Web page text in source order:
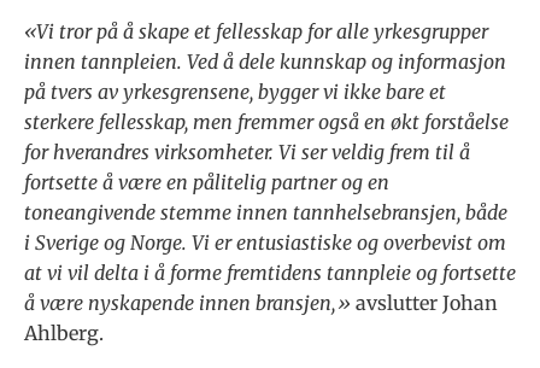
«Vi tror på å skape et fellesskap for alle yrkesgrupper
innen tannpleien. Ved å dele kunnskap og informasjon
på tvers av yrkesgrensene, bygger vi ikke bare et
sterkere fellesskap, men fremmer også en økt forståelse
for hverandres virksomheter. Vi ser veldig frem til å
fortsette å være en pålitelig partner og en
toneangivende stemme innen tannhelsebransjen, både
i Sverige og Norge. Vi er entusiastiske og overbevist om
at vi vil delta i å forme fremtidens tannpleie og fortsette
å være nyskapende innen bransjen,» avslutter Johan
Ahlberg.